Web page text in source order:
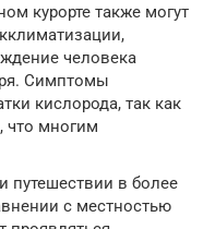
курорте также могут
человека
Симптомы
кислорода, так как
что многим
путешествии в более
с местностью